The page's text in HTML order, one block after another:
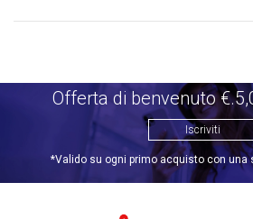
Offerta di benvenuto
Iscriviti
*Valido su ogni primo acquisto con una